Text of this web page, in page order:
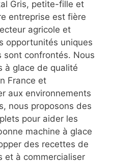
Gris, petite-fille et
entreprise est fière
agricole et
opportunités uniques
sont confrontés. Nous
à glace de qualité
France et
aux environnements
nous proposons des
pour aider les
machine à glace
des recettes de
et à commercialiser